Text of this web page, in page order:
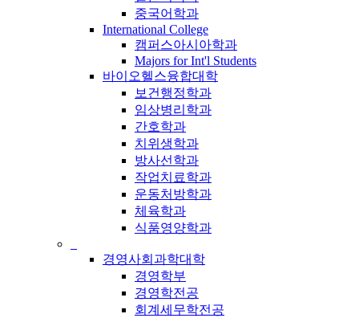
중국어학과
International College
캠퍼스아시아학과
Majors for Int'l Students
바이오헬스융합대학
보건행정학과
임상병리학과
간호학과
치위생학과
방사선학과
작업치료학과
운동처방학과
체육학과
식품영양학과
경영사회과학대학
경영학부
경영학전공
회계세무학전공